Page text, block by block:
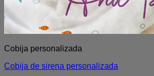
Cobija personalizada
Cobija de sirena personalizada